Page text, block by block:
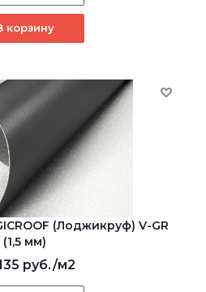
корзину
(Лоджикруф) V-GR
(1,5 мм)
руб./м2